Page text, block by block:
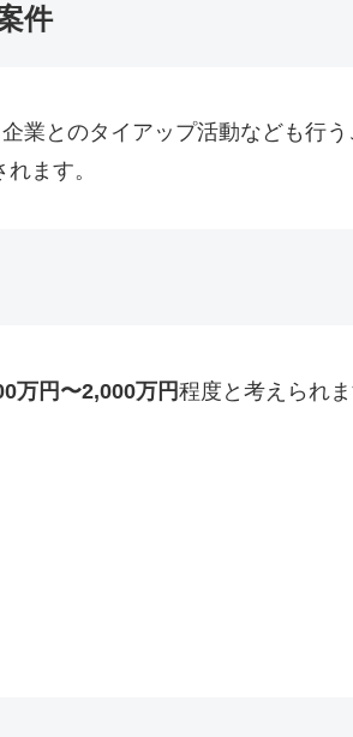
件
業とのタイアップ活動なども行
ます。
万円〜2,000万円程度と考えられま